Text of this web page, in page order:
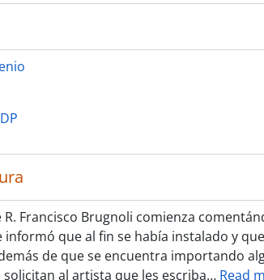
R. Francisco Brugnoli comienza
informó que al fin se había instalado y
de que se encuentra importando
solicitan al artista que les escriba… Read